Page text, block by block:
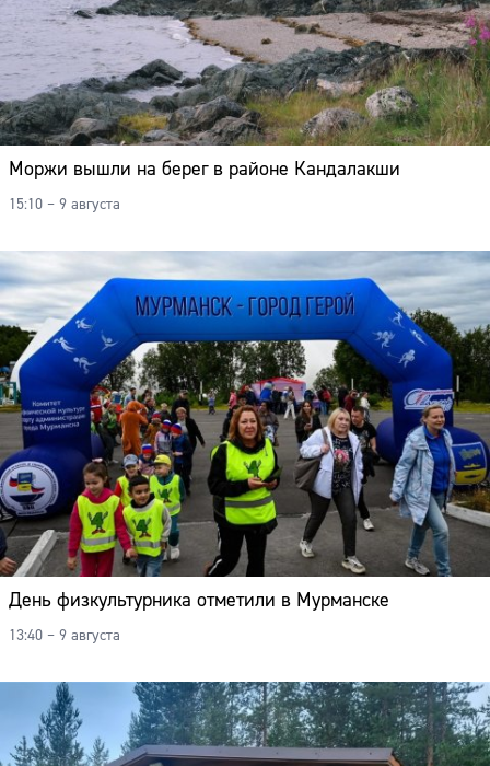
Моржи вышли на берег в районе Кандалакши
15:10 – 9 августа
День физкультурника отметили в Мурманске
13:40 – 9 августа